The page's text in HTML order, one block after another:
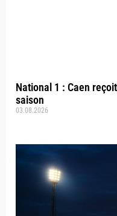
National 1 : Caen
saison
03.08.2026